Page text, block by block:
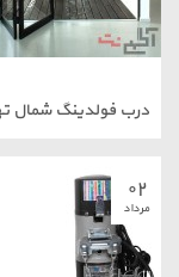
درب فولدینگ شمال
مرداد